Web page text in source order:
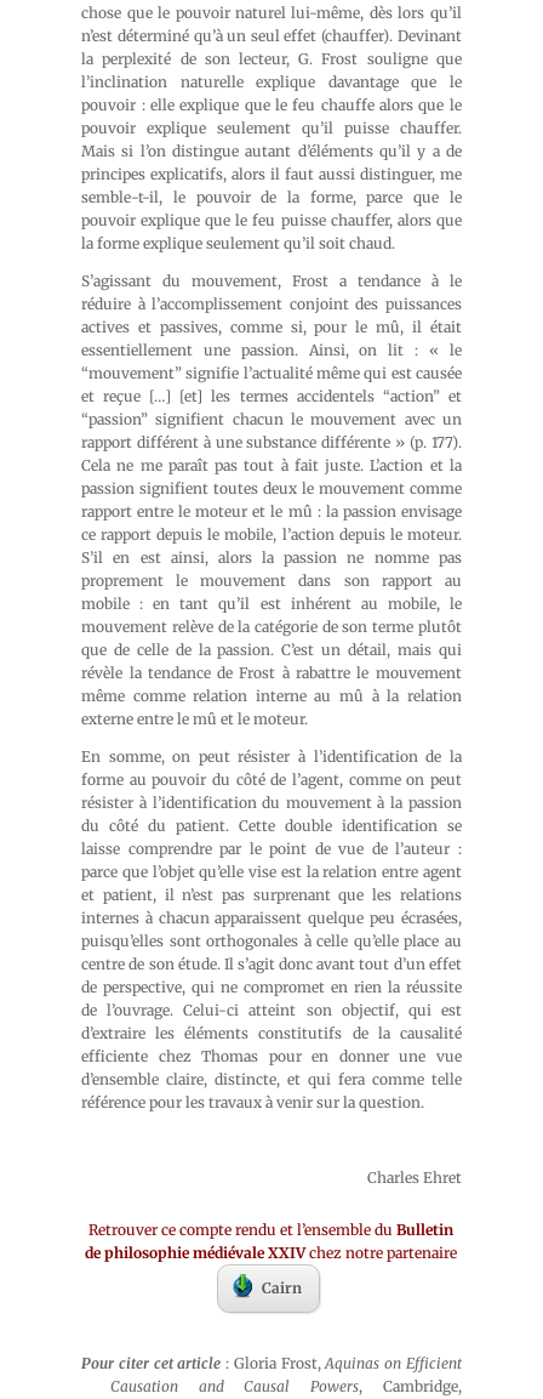
chose que le pouvoir naturel lui-même, dès lors qu’il
n’est déterminé qu’à un seul effet (chauffer). Devinant
la perplexité de son lecteur, G. Frost souligne que
l’inclination naturelle explique davantage que le
pouvoir : elle explique que le feu chauffe alors que le
pouvoir explique seulement qu’il puisse chauffer.
Mais si l’on distingue autant d’éléments qu’il y a de
principes explicatifs, alors il faut aussi distinguer, me
semble-t-il, le pouvoir de la forme, parce que le
pouvoir explique que le feu puisse chauffer, alors que
la forme explique seulement qu’il soit chaud.
S’agissant du mouvement, Frost a tendance à le
réduire à l’accomplissement conjoint des puissances
actives et passives, comme si, pour le mû, il était
essentiellement une passion. Ainsi, on lit : « le
“mouvement” signifie l’actualité même qui est causée
et reçue […] [et] les termes accidentels “action” et
“passion” signifient chacun le mouvement avec un
rapport différent à une substance différente » (p. 177).
Cela ne me paraît pas tout à fait juste. L’action et la
passion signifient toutes deux le mouvement comme
rapport entre le moteur et le mû : la passion envisage
ce rapport depuis le mobile, l’action depuis le moteur.
S’il en est ainsi, alors la passion ne nomme pas
proprement le mouvement dans son rapport au
mobile : en tant qu’il est inhérent au mobile, le
mouvement relève de la catégorie de son terme plutôt
que de celle de la passion. C’est un détail, mais qui
révèle la tendance de Frost à rabattre le mouvement
même comme relation interne au mû à la relation
externe entre le mû et le moteur.
En somme, on peut résister à l’identification de la
forme au pouvoir du côté de l’agent, comme on peut
résister à l’identification du mouvement à la passion
du côté du patient. Cette double identification se
laisse comprendre par le point de vue de l’auteur :
parce que l’objet qu’elle vise est la relation entre agent
et patient, il n’est pas surprenant que les relations
internes à chacun apparaissent quelque peu écrasées,
puisqu’elles sont orthogonales à celle qu’elle place au
centre de son étude. Il s’agit donc avant tout d’un effet
de perspective, qui ne compromet en rien la réussite
de l’ouvrage. Celui-ci atteint son objectif, qui est
d’extraire les éléments constitutifs de la causalité
efficiente chez Thomas pour en donner une vue
d’ensemble claire, distincte, et qui fera comme telle
référence pour les travaux à venir sur la question.
Charles Ehret
Retrouver ce compte rendu et l’ensemble duBulletin
de philosophie médiévale XXIVchez notre partenaire
Cairn
Pour citer cet article : Gloria Frost,Aquinas on Efficient
Causation and Causal Powers, Cambridge,